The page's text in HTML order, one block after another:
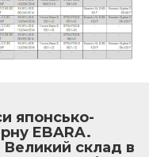
японсько-
EBARA.
Великий склад в